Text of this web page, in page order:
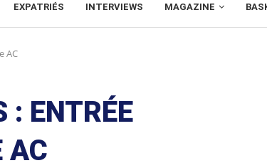
EXPATRIÉS INTERVIEWS MAGAZINE
AC
: ENTRÉE
AC